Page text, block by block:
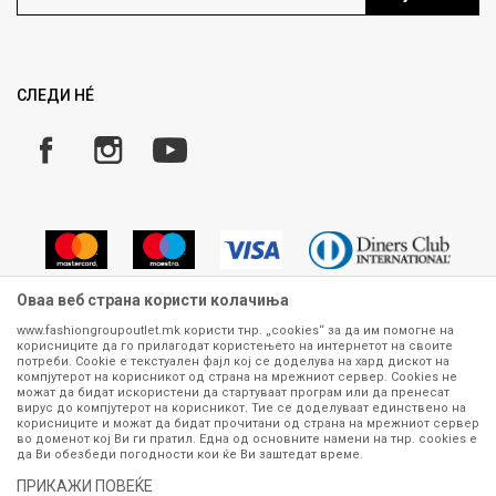
Замена и рефундација на производи
Плаќање
СЛЕДИ НÉ
Сите информации околу производите кои се изложени на нашата
онлајн продавница се стремиме да бидат конкретни, точни и прецизни,
меѓутоа не можеме да гарантираме дека се без ниту една грешка или
пак дека сите производи во моментот се достапни на залиха.
Фотографиите се најверодостојниот приказ на производот. Доколку
дојде до потреба за замена на производ или рефундација, процедурата
контактирајте не на телефонскиот број 070 275 363 или на е-
Оваа веб страна користи колачиња
www.fashiongroupoutlet.mk користи тнр. „cookies“ за да им помогне на
корисниците да го прилагодат користењето на интернетот на своите
потреби. Cookie е текстуален фајл кој се доделува на хард дискот на
компјутерот на корисникот од страна на мрежниот сервер. Cookies не
можат да бидат искористени да стартуваат програм или да пренесат
вирус до компјутерот на корисникот. Тие се доделуваат единствено на
корисниците и можат да бидат прочитани од страна на мрежниот сервер
во доменот кој Ви ги пратил. Една од основните намени на тнр. сookies е
да Ви обезбеди погодности кои ќе Ви заштедат време.
ПРИКАЖИ ПОВЕЌЕ